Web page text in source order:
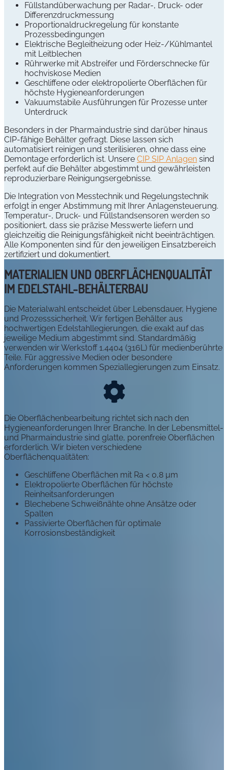
Füllstandüberwachung per Radar-, Druck- oder
Differenzdruckmessung
Proportionaldruckregelung für konstante
Prozessbedingungen
Elektrische Begleitheizung oder Heiz-/Kühlmantel
mit Leitblechen
Rührwerke mit Abstreifer und Förderschnecke für
hochviskose Medien
Geschliffene oder elektropolierte Oberflächen für
höchste Hygieneanforderungen
Vakuumstabile Ausführungen für Prozesse unter
Unterdruck
Besonders in der Pharmaindustrie sind darüber hinaus
CIP-fähige Behälter gefragt. Diese lassen sich
automatisiert reinigen und sterilisieren, ohne dass eine
Demontage erforderlich ist. Unsere CIP SIP Anlagen sind
perfekt auf die Behälter abgestimmt und gewährleisten
reproduzierbare Reinigungsergebnisse.
Die Integration von Messtechnik und Regelungstechnik
erfolgt in enger Abstimmung mit Ihrer Anlagensteuerung.
Temperatur-, Druck- und Füllstandsensoren werden so
positioniert, dass sie präzise Messwerte liefern und
gleichzeitig die Reinigungsfähigkeit nicht beeinträchtigen.
Alle Komponenten sind für den jeweiligen Einsatzbereich
zertifiziert und dokumentiert.
MATERIALIEN UND OBERFLÄCHENQUALITÄT
IM EDELSTAHL-BEHÄLTERBAU
Die Materialwahl entscheidet über Lebensdauer, Hygiene
und Prozesssicherheit. Wir fertigen Behälter aus
hochwertigen Edelstahllegierungen, die exakt auf das
jeweilige Medium abgestimmt sind. Standardmäßig
verwenden wir Werkstoff 1.4404 (316L) für medienberührte
Teile. Für aggressive Medien oder besondere
Anforderungen kommen Speziallegierungen zum Einsatz.
Die Oberflächenbearbeitung richtet sich nach den
Hygieneanforderungen Ihrer Branche. In der Lebensmittel-
und Pharmaindustrie sind glatte, porenfreie Oberflächen
erforderlich. Wir bieten verschiedene
Oberflächenqualitäten:
Geschliffene Oberflächen mit Ra < 0,8 µm
Elektropolierte Oberflächen für höchste
Reinheitsanforderungen
Blechebene Schweißnähte ohne Ansätze oder
Spalten
Passivierte Oberflächen für optimale
Korrosionsbeständigkeit